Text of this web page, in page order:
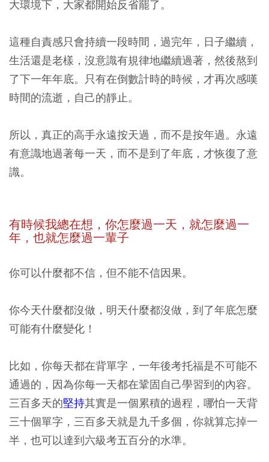
大環境下，大家都開始反省罷了。
這種自責感只會持續一段時間，過完年，日子繼續，
生活還是老樣，沒意識有規律地繼續過著，然後熬到
了下一年年底。只有在倒數計時的時候，才再次感嘆
時間的流逝，自己的靜止。
所以，真正的高手永遠按天過，而不是按年過。永遠
有意識地過著每一天，而不是到了年底，才恢復了意
識。
有時候我總在想，你怎麼過一天，就怎麼過一
年，也就怎麼過一輩子
你可以什麼都不信，但不能不信因果。
你今天什麼都沒做，明天什麼都沒做，到了年底怎麼
可能有什麼變化！
比如，你每天都在背單字，一年後考托福是不可能不
通過的，因為你每一天都在鞏固自己學習到的內容。
三百多天的堅持其實是一個累積的過程，哪怕一天背
三十個單字，三百多天就是九千多個，你就算忘掉一
半，也可以達到六級考五百分的水準。